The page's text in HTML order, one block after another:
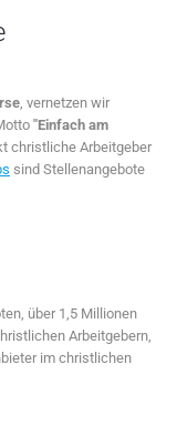
, vernetzen wir
"Einfach am
christliche Arbeitgeber
sind Stellenangebote
über 1,5 Millionen
Arbeitgebern,
im christlichen